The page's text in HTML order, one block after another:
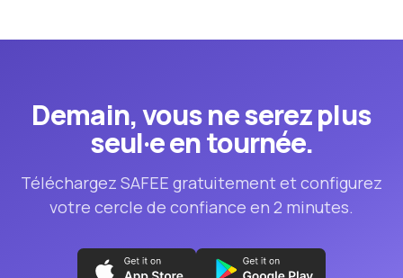
Demain, vous ne serez plus
seul·e en tournée.
Téléchargez SAFEE gratuitement et configurez
votre cercle de confiance en 2 minutes.